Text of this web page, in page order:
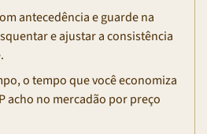
antecedência e guarde na
e ajustar a consistência
o tempo que você economiza
acho no mercadão por preço